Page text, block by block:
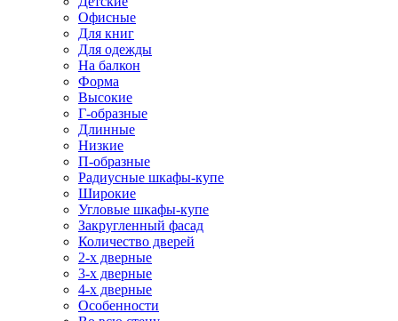
Офисные
Для книг
Для одежды
На балкон
Форма
Высокие
Г-образные
Длинные
Низкие
П-образные
Радиусные шкафы-купе
Широкие
Угловые шкафы-купе
Закругленный фасад
Количество дверей
2-х дверные
3-х дверные
4-х дверные
Особенности